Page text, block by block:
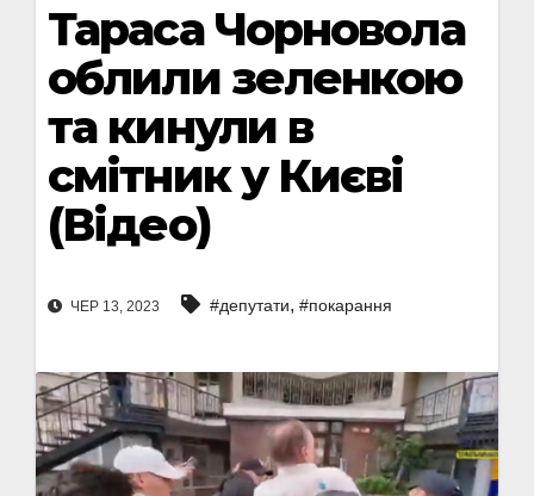
Тараса Чорновола
облили зеленкою
та кинули в
смітник у Києві
(Відео)
ЧЕР 13, 2023 #депутати, #покарання